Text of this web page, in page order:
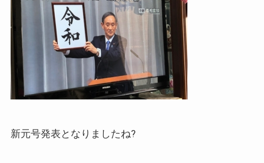
新元号発表となりましたね?